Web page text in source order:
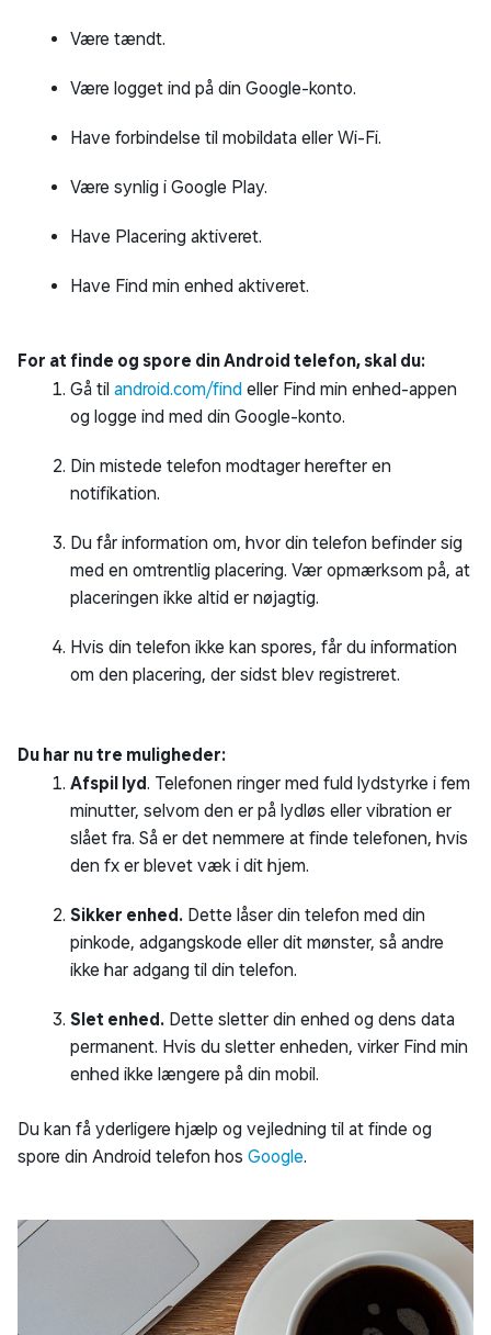
Være tændt.
Være logget ind på din Google-konto.
Have forbindelse til mobildata eller Wi-Fi.
Være synlig i Google Play.
Have Placering aktiveret.
Have Find min enhed aktiveret.
For at finde og spore din Android telefon, skal du:
Gå til android.com/find eller Find min enhed-appen
og logge ind med din Google-konto.
Din mistede telefon modtager herefter en
notifikation.
Du får information om, hvor din telefon befinder sig
med en omtrentlig placering. Vær opmærksom på, at
placeringen ikke altid er nøjagtig.
Hvis din telefon ikke kan spores, får du information
om den placering, der sidst blev registreret.
Du har nu tre muligheder:
Afspil lyd. Telefonen ringer med fuld lydstyrke i fem
minutter, selvom den er på lydløs eller vibration er
slået fra. Så er det nemmere at finde telefonen, hvis
den fx er blevet væk i dit hjem.
Sikker enhed. Dette låser din telefon med din
pinkode, adgangskode eller dit mønster, så andre
ikke har adgang til din telefon.
Slet enhed. Dette sletter din enhed og dens data
permanent. Hvis du sletter enheden, virker Find min
enhed ikke længere på din mobil.
Du kan få yderligere hjælp og vejledning til at finde og
spore din Android telefon hos Google.